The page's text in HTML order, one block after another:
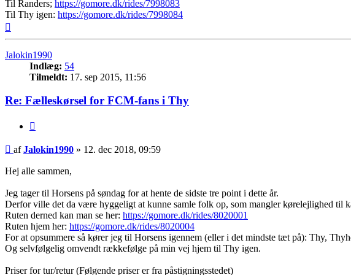
Til Randers; https://gomore.dk/rides/7998083
Til Thy igen: https://gomore.dk/rides/7998084
Jalokin1990
Indlæg: 54
Tilmeldt: 17. sep 2015, 11:56
Re: Fælleskørsel for FCM-fans i Thy
Indlæg
afJalokin1990 » 12. dec 2018, 09:59
Hej alle sammen,
Jeg tager til Horsens på søndag for at hente de sidste tre point i dette år.
Derfor ville det da være hyggeligt at kunne samle folk op, som mangler kørelejlighed til
Ruten derned kan man se her: https://gomore.dk/rides/8020001
Ruten hjem her: https://gomore.dk/rides/8020004
For at opsummere så kører jeg til Horsens igennem (eller i det mindste tæt på): Thy,
Og selvfølgelig omvendt rækkefølge på min vej hjem til Thy igen.
Priser for tur/retur (Følgende priser er fra påstigningsstedet)